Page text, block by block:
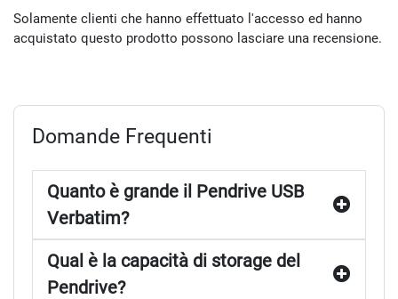
Solamente clienti che hanno effettuato l'accesso ed hanno
acquistato questo prodotto possono lasciare una recensione.
Domande Frequenti
Quanto è grande il Pendrive USB
Verbatim?
Qual è la capacità di storage del
Pendrive?